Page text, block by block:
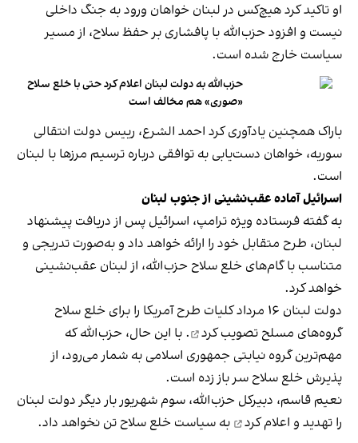
او تاکید کرد هیچ‌کس در لبنان خواهان ورود به جنگ داخلی
نیست و افزود حزب‌الله با پافشاری بر حفظ سلاح، از مسیر
سیاست خارج شده است.
حزب‌الله به دولت لبنان اعلام کرد حتی با خلع سلاح
«صوری» هم مخالف است
باراک همچنین یادآوری کرد احمد الشرع، رییس‌ دولت انتقالی
سوریه، خواهان دست‌یابی به توافقی درباره ترسیم مرزها با لبنان
است.
اسرائیل آماده عقب‌نشینی از جنوب لبنان
به گفته فرستاده ویژه ترامپ، اسرائیل پس از دریافت پیشنهاد
لبنان، طرح متقابل خود را ارائه خواهد داد و به‌صورت تدریجی و
متناسب با گام‌های خلع سلاح حزب‌الله، از لبنان عقب‌نشینی
خواهد کرد.
دولت لبنان ۱۶ مرداد کلیات طرح آمریکا را برای خلع سلاح
گروه‌های مسلح تصویب کرد
. با این حال، حزب‌الله که
مهم‌ترین گروه نیابتی جمهوری اسلامی به شمار می‌رود، از
پذیرش خلع سلاح سر باز زده است.
نعیم قاسم، دبیرکل حزب‌الله، سوم شهریور بار دیگر دولت لبنان
را تهدید و اعلام کرد به سیاست خلع سلاح تن نخواهد داد.